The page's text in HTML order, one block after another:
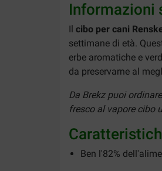
Informazioni
Il cibo per cani
settimane di età.
erbe aromatiche e
da preservarne al
Da Brekz puoi
fresco al vapore cibo
Ben l'82%